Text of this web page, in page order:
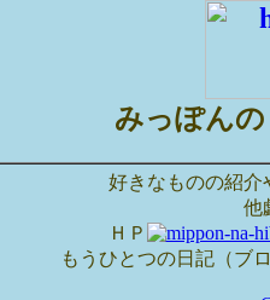
みっぽん
好きなものの紹介
他
ＨＰ
もうひとつの日記（ブ